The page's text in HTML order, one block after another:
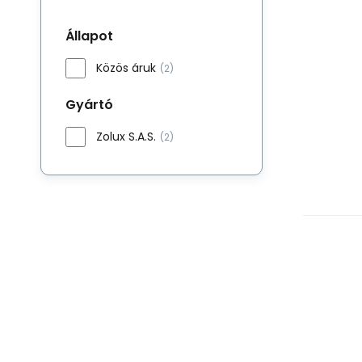
Állapot
Közös áruk (2)
Gyártó
Zolux S.A.S. (2)